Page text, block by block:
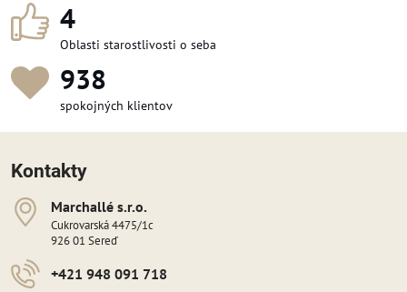
4
Oblasti starostlivosti o seba
1 050
spokojných klientov
Kontakty
Marchallé s​​.r​​.o​​.
Cukrovarská 4475/1c
926 01 Sereď
+421 948 091 718